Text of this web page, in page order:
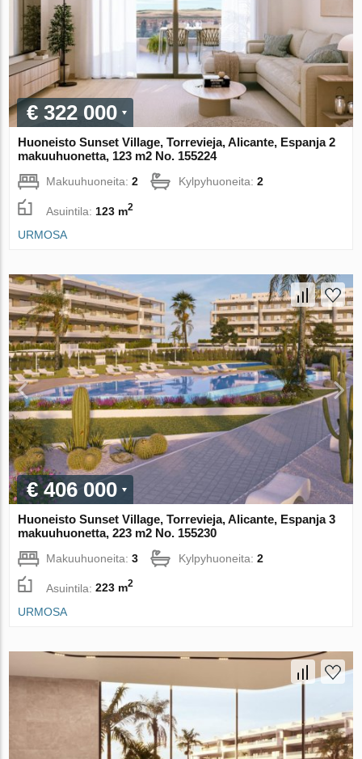
€ 322 000
Huoneisto Sunset Village, Torrevieja, Alicante, Espanja 2
makuuhuonetta, 123 m2 No. 155224
Makuuhuoneita:2 Kylpyhuoneita:2
Asuintila: 123 m2
URMOSA
€ 406 000
Huoneisto Sunset Village, Torrevieja, Alicante, Espanja 3
makuuhuonetta, 223 m2 No. 155230
Makuuhuoneita:3 Kylpyhuoneita:2
Asuintila:223 m2
URMOSA